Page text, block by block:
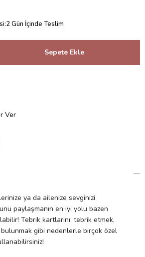
:2 Gün İçinde Teslim
Ver
ya da ailenize sevginizi
paylaşmanın en iyi yolu bazen
Tebrik kartlarını; tebrik etmek,
gibi nedenlerle birçok özel